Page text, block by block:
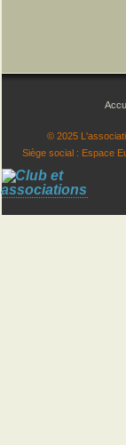
© 2025
Siège social : Espace